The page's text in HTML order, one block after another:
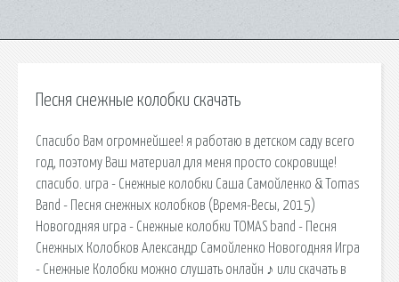
Песня снежные колобки скачать
Спасибо Вам огромнейшее! я работаю в детском саду всего
год, поэтому Ваш материал для меня просто сокровище!
спасибо. игра - Снежные колобки Саша Самойленко & Tomas
Band - Песня снежных колобков (Время-Весы, 2015)
Новогодняя игра - Снежные колобки TOMAS band - Песня
Снежных Колобков Александр Самойленко Новогодняя Игра
- Снежные Колобки можно слушать онлайн ♪ или скачать в